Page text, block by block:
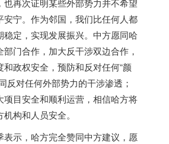
也再次证明某些外部势力并不希望
安宁。作为邻国，我们比任何人都
稳定，实现发展振兴。中方愿同哈
门合作，加大反干涉双边合作，
政权安全，预防和反对任何“颜
反对任何外部势力的干涉渗透；
项目安全和顺利运营，相信哈方将
构和人员安全。
示，哈方完全赞同中方建议，愿